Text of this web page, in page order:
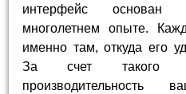
интерфейс основан
многолетнем опыте.
именно там, откуда его
За счет такого